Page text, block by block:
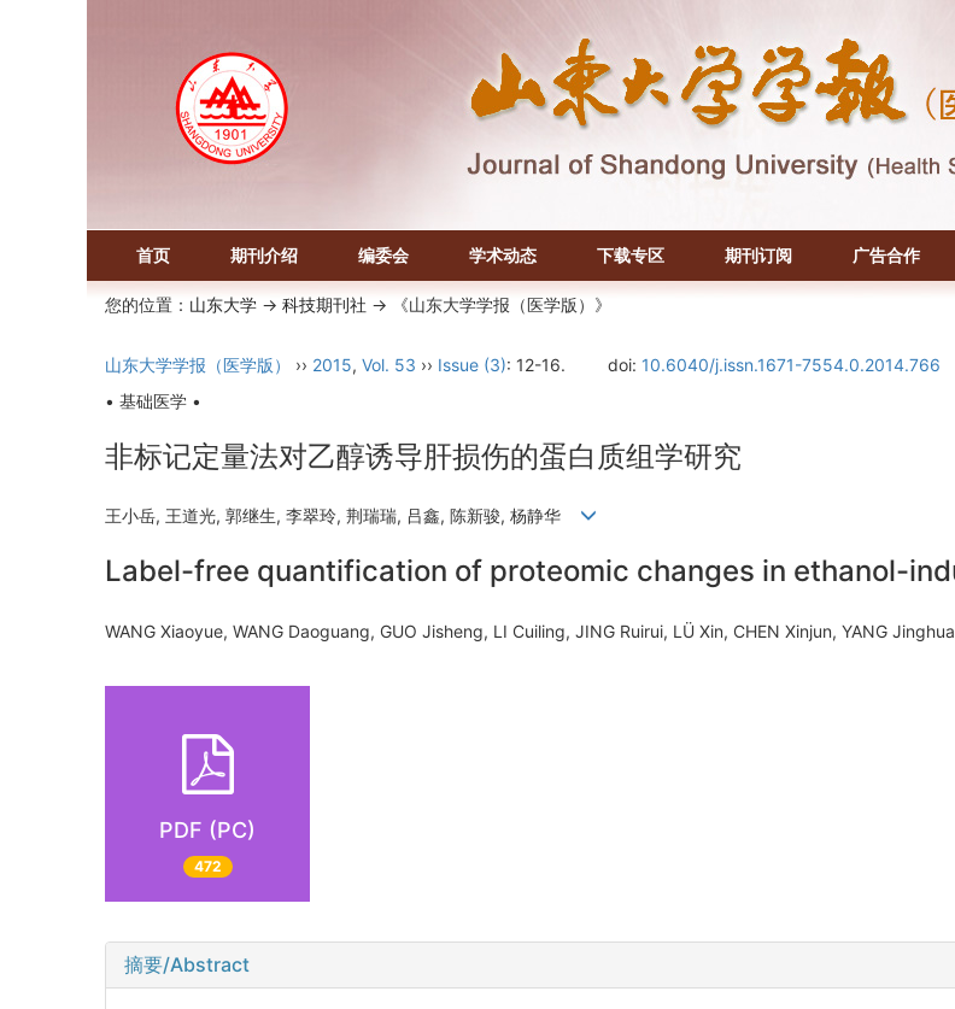
首页 期刊介绍 编委会 学术动态 下载专区 期刊订阅 广告合作
您的位置： 山东大学 -> 科技期刊社 -> 《山东大学学报（医学版）》
山东大学学报（医学版） ›› 2015, Vol. 53 ›› Issue (3): 12-16. doi: 10.6040/j.issn.1671-7554.0.2014.766
• 基础医学 •
非标记定量法对乙醇诱导肝损伤的蛋白质组学研究
王小岳, 王道光, 郭继生, 李翠玲, 荆瑞瑞, 吕鑫, 陈新骏, 杨静华
Label-free quantification of proteomic changes in ethanol-
WANG Xiaoyue, WANG Daoguang, GUO Jisheng, LI Cuiling, JING Ruirui, LÜ Xin, CHEN Xinjun, YANG
PDF (PC)
472
摘要/Abstract